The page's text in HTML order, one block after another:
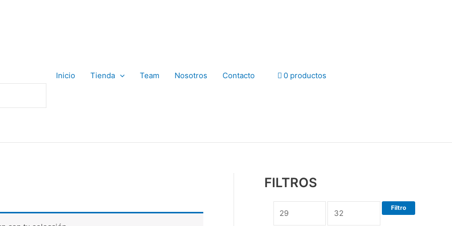
Inicio Tienda Team Nosotros Contacto 0 productos
FILTROS
Filtro